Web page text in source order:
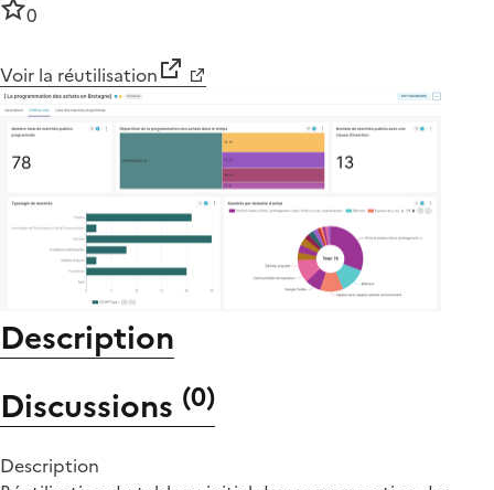
0
Voir la réutilisation
Description
Discussions (0)
Description